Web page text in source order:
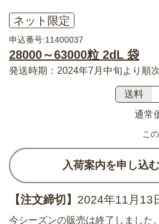
ネット限定
申込番号:11400037
28000～63000粒 2dL 袋
発送時期：2024年7月中旬より順
送料
通常
こ
入荷案内を申し込む
【注文締切】 2024年11月13
今シーズンの販売は終了しました